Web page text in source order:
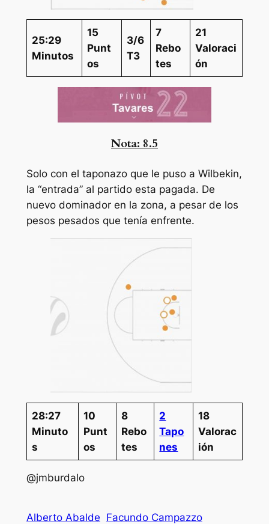
25:29
Minutos
15
Punt
os
3/6
T3
7
Rebo
tes
21
Valoraci
ón
Nota: 8.5
Solo con el taponazo que le puso a Wilbekin,
la “entrada” al partido esta pagada. De
nuevo dominador en la zona, a pesar de los
pesos pesados que tenía enfrente.
28:27
Minuto
s
10
Punt
os
8
Rebo
tes
2
Tapo
nes
18
Valorac
ión
@jmburdalo
Alberto Abalde Facundo Campazzo